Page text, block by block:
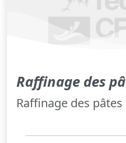
Raffinage des
Raffinage des pâtes